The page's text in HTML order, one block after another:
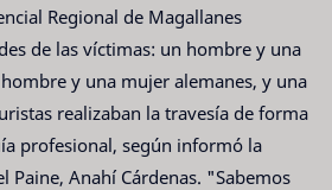
Regional de Magallanes
de las víctimas: un hombre y una
y una mujer alemanes, y una
realizaban la travesía de forma
profesional, según informó la
Paine, Anahí Cárdenas. "Sabemos